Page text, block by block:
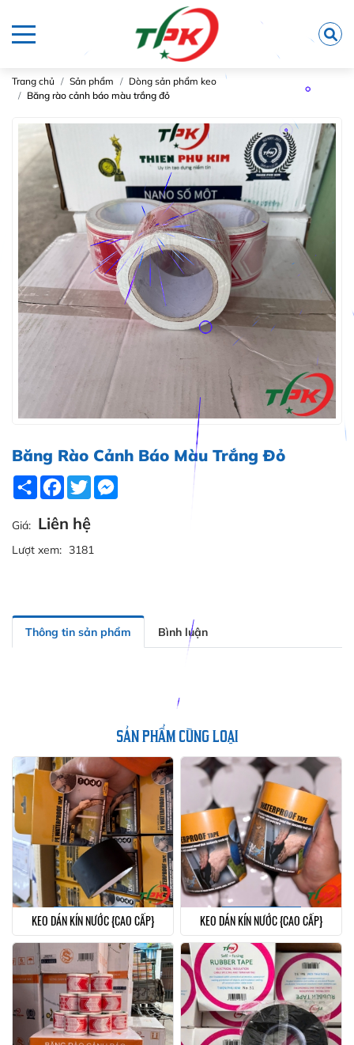
Trang chủ Sản phẩm
Dòng sản phẩm keo
Băng rào cảnh báo màu trắng đỏ
Băng Rào Cảnh Báo Màu Trắng Đỏ
Share Facebook
Twitter
Giá: Liên hệ
Lượt xem: 3181
Thông tin sản phẩm Bình luận
SẢN PHẨM CÙNG LOẠI
KEO DÁN KÍN NƯỚC {CAO CẤP} KEO DÁN KÍN NƯỚC {CAO CẤP}